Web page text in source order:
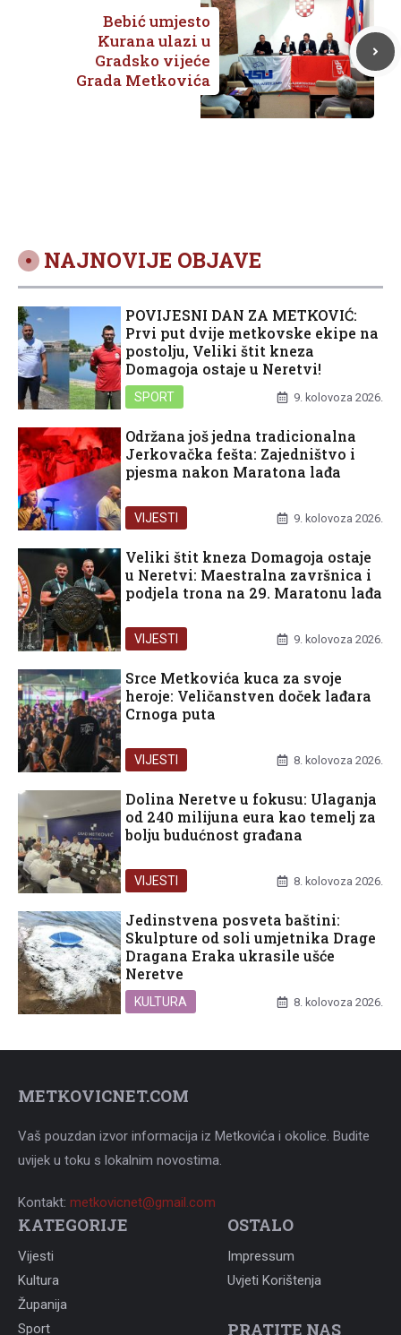
Bebić umjesto
Kurana ulazi u
Gradsko vijeće
Grada Metkovića
NAJNOVIJE OBJAVE
POVIJESNI DAN ZA METKOVIĆ:
Prvi put dvije metkovske ekipe na
postolju, Veliki štit kneza
Domagoja ostaje u Neretvi!
SPORT 9. kolovoza 2026.
Održana još jedna tradicionalna
Jerkovačka fešta: Zajedništvo i
pjesma nakon Maratona lađa
VIJESTI 9. kolovoza 2026.
Veliki štit kneza Domagoja ostaje
u Neretvi: Maestralna završnica i
podjela trona na 29. Maratonu lađa
VIJESTI 9. kolovoza 2026.
Srce Metkovića kuca za svoje
heroje: Veličanstven doček lađara
Crnoga puta
VIJESTI 8. kolovoza 2026.
Dolina Neretve u fokusu: Ulaganja
od 240 milijuna eura kao temelj za
bolju budućnost građana
VIJESTI 8. kolovoza 2026.
Jedinstvena posveta baštini:
Skulpture od soli umjetnika Drage
Dragana Eraka ukrasile ušće
Neretve
KULTURA 8. kolovoza 2026.
METKOVICNET.COM
Vaš pouzdan izvor informacija iz Metkovića i okolice. Budite
uvijek u toku s lokalnim novostima.
Kontakt: metkovicnet@gmail.com
KATEGORIJE
Vijesti
Kultura
Županija
Sport
OSTALO
Impressum
Uvjeti Korištenja
PRATITE NAS